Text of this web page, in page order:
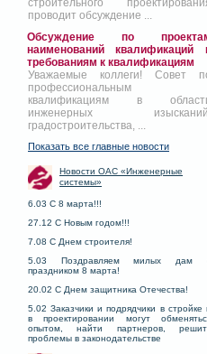
строительного
проводит обсуждение ...
Обсуждение по
наименований квалификаций
требованиям к квалификациям
Уважаемые коллеги! Совет
профессиональным
квалификациям в
инженерных
градостроительства, ...
Показать все главные новости
Новости ОАС «Инженерные
системы»
6.03 С 8 марта!!!
27.12 С Новым годом!!!
7.08 С Днем строителя!
5.03 Поздравляем милых дам
праздником 8 марта!
20.02 С Днем защитника Отечества!
5.02 Заказчики и подрядчики в стройке
в проектировании могут
опытом, найти партнеров,
проблемы в законодательстве